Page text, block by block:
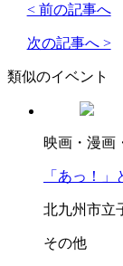
< 前の記事へ
次の記事へ >
類似のイベント
映画・漫画
「あっ！
北九州市立
その他